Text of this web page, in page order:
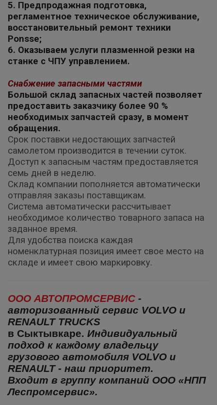
5. Предпродажная подготовка,
регламентное техническое обслуживание,
восстановительный ремонт техники
Ponsse;
6. Оказываем услуги плазменной резки на
станке с ЧПУ управлением.
Снабжение запасными частями
Большой склад запасных частей позволяет
предоставить заказчику более 90 %
необходимых запчастей сразу, в момент
обращения.
Срок поставки недостающих запчастей
самолетом производится в течении суток.
Доступ к запасным частям предоставляется
семь дней в неделю.
Склад компании пополняется автоматически
отправляя заказы поставщикам.
Система автоматически рассчитывает
необходимое количество товарного запаса на
заданное время.
Для удобства поиска каждая
номенклатурная позиция имеет свое место на
складе и имеет свою маркировку.
ООО АВТОПРОМСЕРВИС -
авторизованный сервис VOLVO и
RENAULT TRUCKS
в Сыктывкаре. Индивидуальный
подход к каждому владельцу
грузового автомобиля VOLVO и
RENAULT- наш приоритет.
Входит в группу компаний ООО «НПП
Леспромсервис».